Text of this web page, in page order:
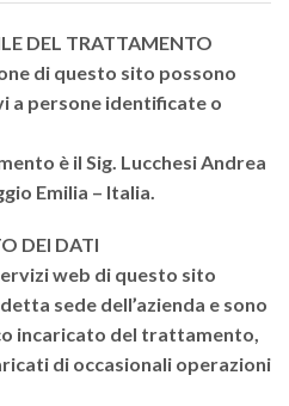
DEL TRATTAMENTO
di questo sito possono
persone identificate o
è il Sig. Lucchesi Andrea
Emilia – Italia.
DEI DATI
web di questo sito
sede dell’azienda e sono
incaricato del trattamento,
di occasionali operazioni